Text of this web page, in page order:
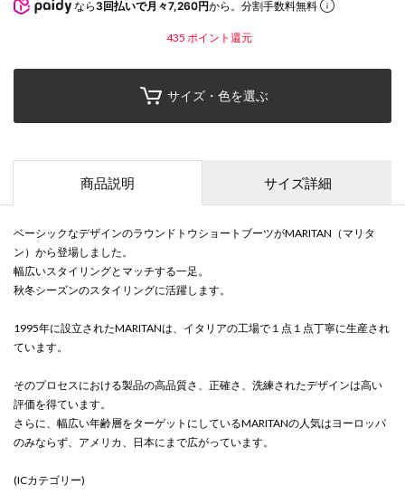
なら 3回払いで月々7,260円から。分割手数料無料
435 ポイント還元
サイズ・色を選ぶ
商品説明 サイズ詳細
ベーシックなデザインのラウンドトウショートブーツがMARITAN（マリタ
ン）から登場しました。
幅広いスタイリングとマッチする一足。
秋冬シーズンのスタイリングに活躍します。
1995年に設立されたMARITANは、イタリアの工場で１点１点丁寧に生産され
ています。
そのプロセスにおける製品の高品質さ、正確さ、洗練されたデザインは高い
評価を得ています。
さらに、幅広い年齢層をターゲットにしているMARITANの人気はヨーロッパ
のみならず、アメリカ、日本にまで広がっています。
(ICカテゴリー)